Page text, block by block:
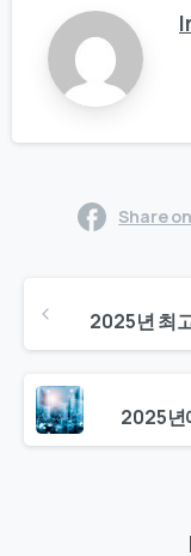
Share
Reading